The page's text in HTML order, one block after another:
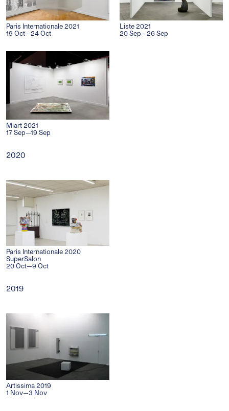
Paris Internationale 2021
19 Oct—24 Oct
Liste 2021
20 Sep—26 Sep
Miart 2021
17 Sep—19 Sep
2020
Paris Internationale 2020
SuperSalon
20 Oct—9 Oct
2019
Artissima 2019
1 Nov—3 Nov